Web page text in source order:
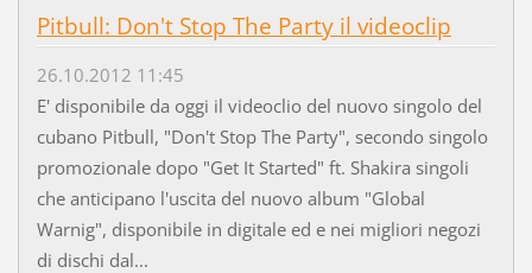
Pitbull: Don't Stop The Party il videoclip
26.10.2012 11:45
E' disponibile da oggi il videoclio del nuovo singolo del
cubano Pitbull, "Don't Stop The Party", secondo singolo
promozionale dopo "Get It Started" ft. Shakira singoli
che anticipano l'uscita del nuovo album "Global
Warnig", disponibile in digitale ed e nei migliori negozi
di dischi dal...